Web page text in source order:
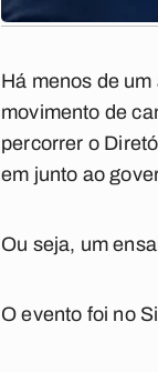
Há menos de
movimento de
percorrer o
em junto ao
Ou seja, um
O evento foi no